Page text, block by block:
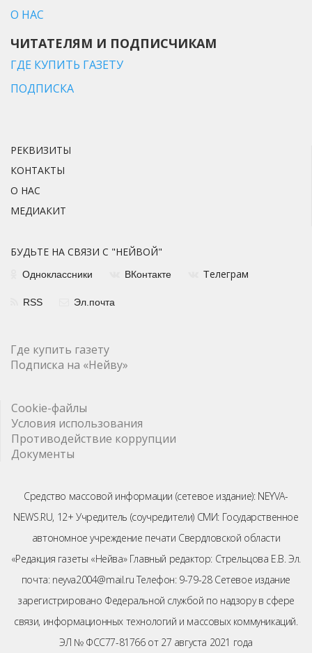
О НАС
ЧИТАТЕЛЯМ И ПОДПИСЧИКАМ
ГДЕ КУПИТЬ ГАЗЕТУ
ПОДПИСКА
РЕКВИЗИТЫ
КОНТАКТЫ
О НАС
МЕДИАКИТ
БУДЬТЕ НА СВЯЗИ С "НЕЙВОЙ"
Одноклассники ВКонтакте Телеграм
RSS Эл.почта
Где купить газету
Подписка на «Нейву»
Cookie-файлы
Условия использования
Противодействие коррупции
Документы
Средство массовой информации (сетевое издание): NEYVA-
NEWS.RU, 12+ Учредитель (соучредители) СМИ: Государственное
автономное учреждение печати Свердловской области
«Редакция газеты «Нейва» Главный редактор: Стрельцова Е.В. Эл.
почта: neyva2004@mail.ru Телефон: 9-79-28 Сетевое издание
зарегистрировано Федеральной службой по надзору в сфере
связи, информационных технологий и массовых коммуникаций.
ЭЛ № ФСС77-81766 от 27 августа 2021 года